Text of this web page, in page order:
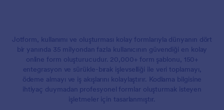
Jotform, kullanımı ve oluşturması kolay formlarıyla dünyanın dört
bir yanında 35 milyondan fazla kullanıcının güvendiği en kolay
online form oluşturucudur. 20,000+ form şablonu, 150+
entegrasyon ve sürükle-bırak işlevselliği ile veri toplamayı,
ödeme almayı ve iş akışlarını kolaylaştırır. Kodlama bilgisine
ihtiyaç duymadan profesyonel formlar oluşturmak isteyen
işletmeler için tasarlanmıştır.